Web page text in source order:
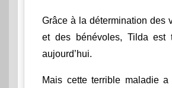
Grâce à la détermination des
et des bénévoles, Tilda est
aujourd’hui.
Mais cette terrible maladie